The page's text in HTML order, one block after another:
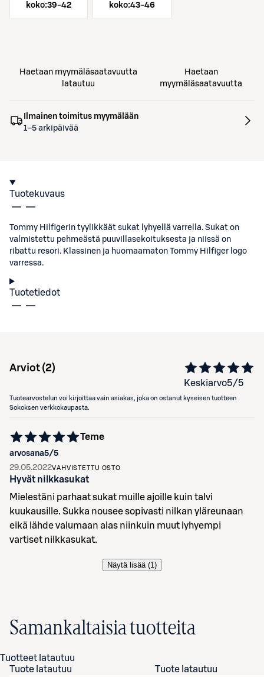
koko:39-42 koko:43-46
Haetaan myymäläsaatavuutta
latautuu
Haetaan
myymäläsaatavuutta
Ilmainen toimitus myymälään
1–5 arkipäivää
Tuotekuvaus
Tommy Hilfigerin tyylikkäät sukat lyhyellä varrella. Sukat on
valmistettu pehmeästä puuvillasekoituksesta ja niissä on
ribattu resori. Klassinen ja huomaamaton Tommy Hilfiger logo
varressa.
Tuotetiedot
Arviot (2)
Keskiarvo5/5
Tuotearvostelun voi kirjoittaa vain asiakas, joka on ostanut kyseisen tuotteen
Sokoksen verkkokaupasta.
arvosana5/5
Teme
29.05.2022VAHVISTETTU OSTO
Hyvät nilkkasukat
Mielestäni parhaat sukat muille ajoille kuin talvi
kuukausille. Sukka nousee sopivasti nilkan yläreunaan
eikä lähde valumaan alas niinkuin muut lyhyempi
vartiset nilkkasukat.
Näytä lisää (1)
Samankaltaisia tuotteita
Tuotteet latautuu
Tuote latautuu
Tuote latautuu